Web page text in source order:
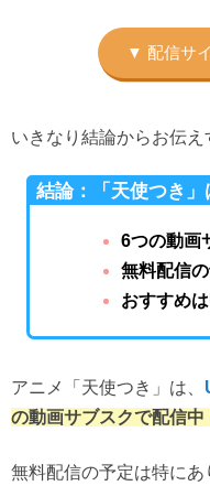
いきなり結論からお伝え
結論：「天使つき
6つの動画
無料配信
おすすめ
アニメ「天使つき」は、
の動画サブスクで配信中
無料配信の予定は特にあ